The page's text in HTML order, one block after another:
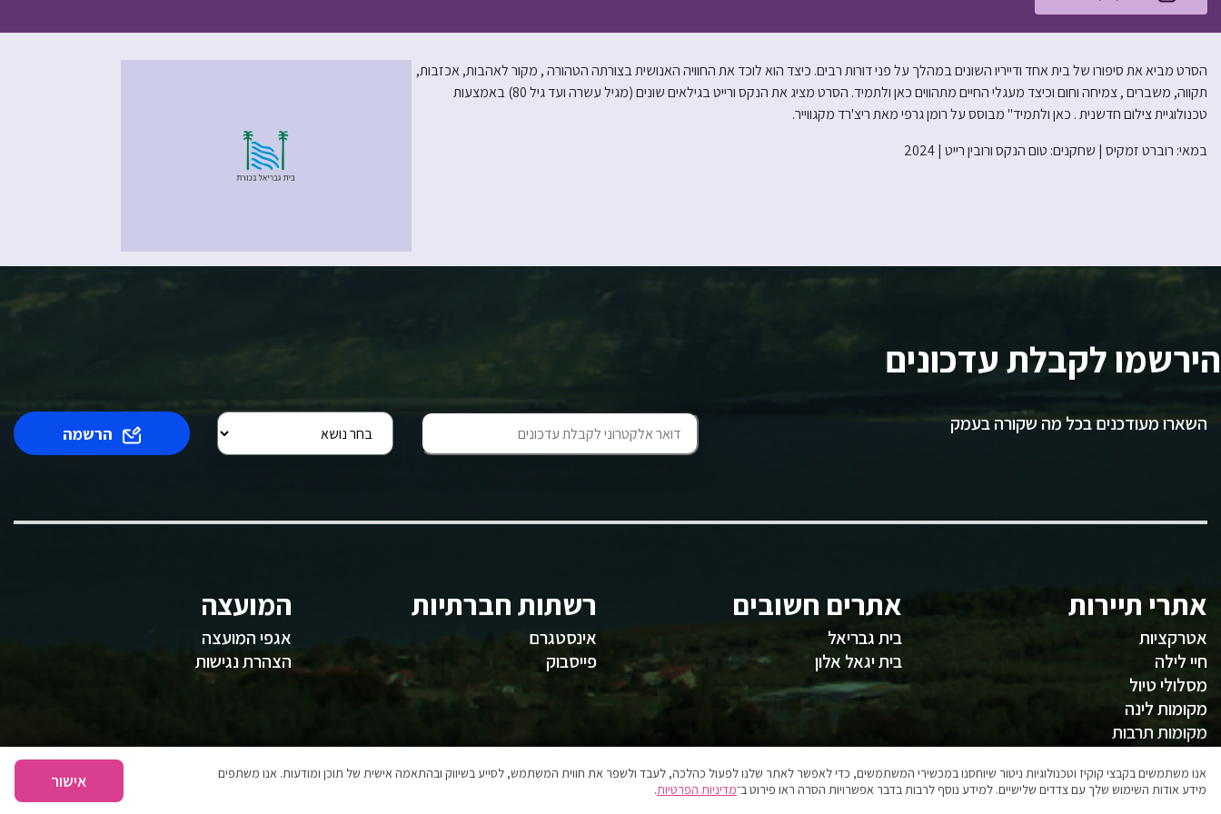
הסרט מביא את סיפורו של בית אחד ודייריו השונים במהלך על פני דורות רבים. כיצד הוא לוכד את החוויה האנושית בצורתה הטהורה , מקור לאהבות, אכזבות,
תקווה, משברים , צמיחה וחום וכיצד מעגלי החיים מתהווים כאן ולתמיד. הסרט מציג את הנקס ורייט בגילאים שונים (מגיל עשרה ועד גיל 80) באמצעות
טכנולוגיית צילום חדשנית . כאן ולתמיד" מבוסס על רומן גרפי מאת ריצ'רד מקגווייר.
במאי: רוברט זמקיס | שחקנים: טום הנקס ורובין רייט | 2024
הירשמו לקבלת עדכונים
השארו מעודכנים בכל מה שקורה בעמק הרשמה
אתרי תיירות
אטרקציות
חיי לילה
מסלולי טיול
מקומות לינה
מקומות תרבות
אתרים חשובים
בית גבריאל
בית יגאל אלון
רשתות חברתיות
אינסטגרם
פייסבוק
המועצה
אגפי המועצה
הצהרת נגישות
אנו משתמשים בקבצי קוקיז וטכנולוגיות ניטור שיוחסנו במכשירי המשתמשים, כדי לאפשר לאתר שלנו לפעול כהלכה, לעבד ולשפר את חווית המשתמש, לסייע בשיווק ובהתאמה אישית של תוכן ומודעות. אנו משתפים
מידע אודות השימוש שלך עם צדדים שלישיים. למידע נוסף לרבות בדבר אפשרויות הסרה ראו פירוט ב־מדיניות הפרטיות. אישור